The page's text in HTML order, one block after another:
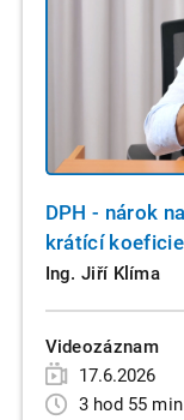
DPH - nárok
krátící
Ing. Jiří Klíma
Videozáznam
17.6.2026
3 hod 55 min